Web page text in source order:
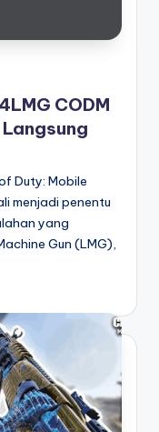
CODM
Duty: Mobile
menjadi penentu
yang
Gun (LMG),